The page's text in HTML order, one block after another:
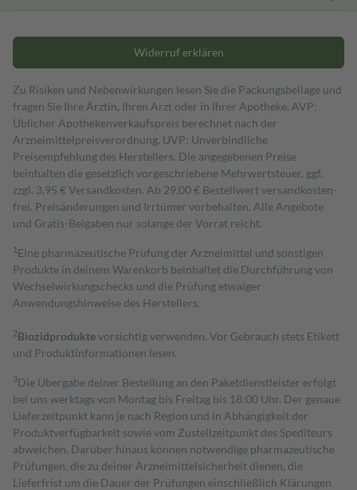
Widerruf erklären
Zu Risiken und Nebenwirkungen lesen Sie die Packungsbeilage und
fragen Sie Ihre Ärztin, Ihren Arzt oder in Ihrer Apotheke. AVP:
Üblicher Apothekenverkaufspreis berechnet nach der
Arzneimittelpreisverordnung. UVP: Unverbindliche
Preisempfehlung des Herstellers. Die angegebenen Preise
beinhalten die gesetzlich vorgeschriebene Mehrwertsteuer, ggf.
zzgl. 3,95 € Versandkosten. Ab 29,00 € Bestell­wert versand­kosten­
frei. Preisänderungen und Irrtümer vorbehalten. Alle Angebote
und Gratis-Beigaben nur solange der Vorrat reicht.
1 Eine pharmazeutische Prüfung der Arzneimittel und sonstigen
Produkte in deinem Warenkorb beinhaltet die Durchführung von
Wechselwirkungschecks und die Prüfung etwaiger
Anwendungshinweise des Herstellers.
2Biozidproduktevorsichtig verwenden. Vor Gebrauch stets Etikett
und Produktinformationen lesen.
3Die Übergabe deiner Bestellung an den Paketdienstleister erfolgt
bei uns werktags von Montag bis Freitag bis 18:00 Uhr. Der genaue
Lieferzeitpunkt kann je nach Region und in Abhängigkeit der
Produktverfügbarkeit sowie vom Zustellzeitpunkt des Spediteurs
abweichen. Darüber hinaus können notwendige pharmazeutische
Prüfungen, die zu deiner Arzneimittelsicherheit dienen, die
Lieferfrist um die Dauer der Prüfungen einschließlich Klärungen